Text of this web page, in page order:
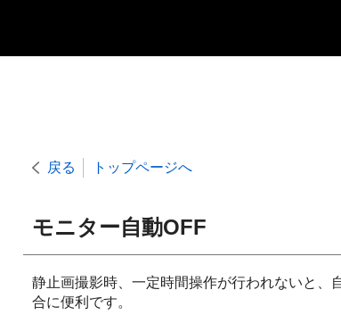
戻る トップページへ
モニター自動OFF
静止画撮影時、一定時間操作が行われないと、
合に便利です。